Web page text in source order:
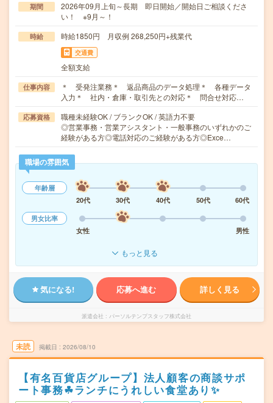
期間
2026年09月上旬～長期 即日開始／開始日ご相談くださ
い！ ※9月～！
時給 時給1850円 月収例 268,250円+残業代
交通費
全額支給
仕事内容
＊ 受発注業務＊ 返品商品のデータ処理＊ 各種データ
入力＊ 社内・倉庫・取引先との対応＊ 問合せ対応…
応募資格
職種未経験OK / ブランクOK / 英語力不要
◎営業事務・営業アシスタント・一般事務のいずれかのご
経験がある方◎電話対応のご経験がある方◎Exce…
職場の雰囲気
年齢層
20代
30代 40代 50代
60代
男女比率
女性
男性
もっと見る
気になる! 応募へ進む 詳しく見る
派遣会社 パーソルテンプスタッフ株式会社
未読 掲載日 2026/08/10
【有名百貨店グループ】法人顧客の商談サポ
ート事務☘︎ランチにうれしい食堂あり✨